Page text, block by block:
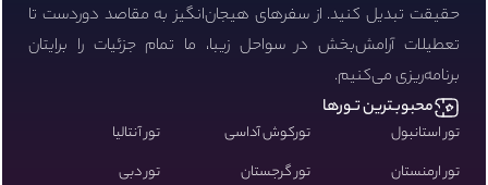
حقیقت تبدیل کنید. از سفرهای هیجان‌انگیز به مقاصد دوردست تا
تعطیلات آرامش‌بخش در سواحل زیبا، ما تمام جزئیات را برایتان
برنامه‌ریزی می‌کنیم.
محبوبـترین تـورها
تور استانبول تورکوش آداسی
تور آنتالیا
تور ارمنستان
تور گرجستان تور دبی